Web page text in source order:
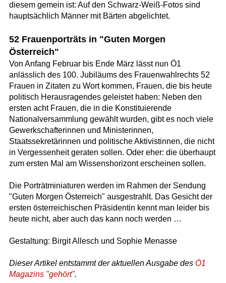
diesem gemein ist: Auf den Schwarz-Weiß-Fotos sind
hauptsächlich Männer mit Bärten abgelichtet.
52 Frauenporträts in "Guten Morgen
Österreich"
Von Anfang Februar bis Ende März lässt nun Ö1
anlässlich des 100. Jubiläums des Frauenwahlrechts 52
Frauen in Zitaten zu Wort kommen, Frauen, die bis heute
politisch Herausragendes geleistet haben: Neben den
ersten acht Frauen, die in die Konstituierende
Nationalversammlung gewählt wurden, gibt es noch viele
Gewerkschafterinnen und Ministerinnen,
Staatssekretärinnen und politische Aktivistinnen, die nicht
in Vergessenheit geraten sollen. Oder eher: die überhaupt
zum ersten Mal am Wissenshorizont erscheinen sollen.
Die Porträtminiaturen werden im Rahmen der Sendung
"Guten Morgen Österreich" ausgestrahlt. Das Gesicht der
ersten österreichischen Präsidentin kennt man leider bis
heute nicht, aber auch das kann noch werden …
Gestaltung: Birgit Allesch und Sophie Menasse
Dieser Artikel entstammt der aktuellen Ausgabe des Ö1
Magazins "gehört".